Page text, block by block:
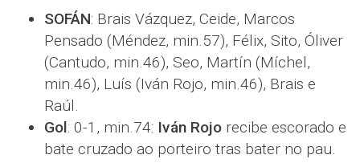
SOFÁN: Brais Vázquez, Ceide, Marcos
Pensado (Méndez, min.57), Félix, Sito, Óliver
(Cantudo, min.46), Seo, Martín (Míchel,
min.46), Luís (Iván Rojo, min.46), Brais e
Raúl.
Gol: 0-1, min.74: Iván Rojo recibe escorado e
bate cruzado ao porteiro tras bater no pau.